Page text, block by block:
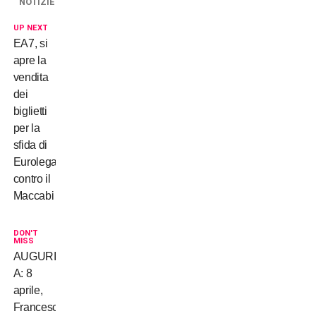
UP NEXT
EA7, si
apre la
vendita
dei
biglietti
per la
sfida di
Eurolega
contro il
Maccabi
DON'T
MISS
AUGURI
A: 8
aprile,
Francesco